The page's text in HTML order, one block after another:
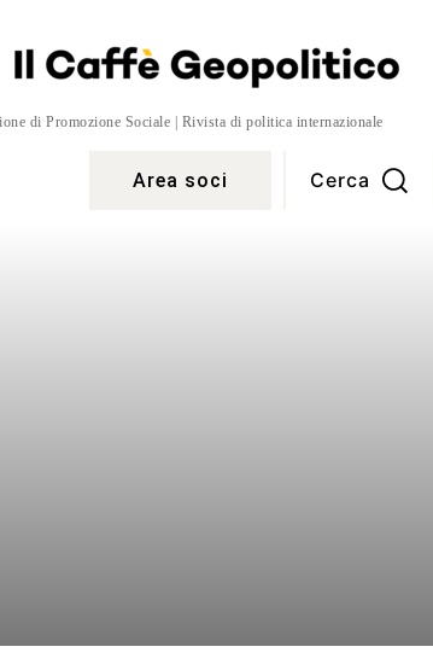
di Promozione Sociale | Rivista di politica internazionale
Area soci Cerca